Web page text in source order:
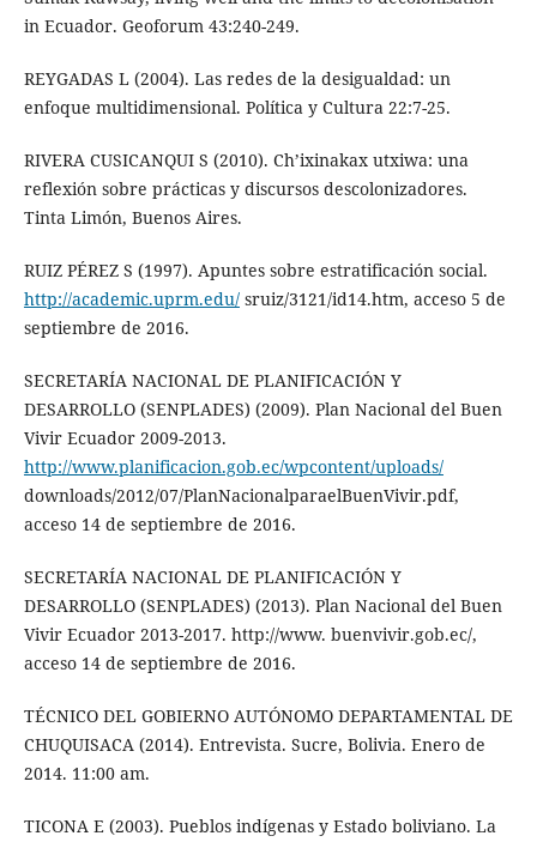
in Ecuador. Geoforum 43:240-249.
REYGADAS L (2004). Las redes de la desigualdad: un
enfoque multidimensional. Política y Cultura 22:7-25.
RIVERA CUSICANQUI S (2010). Ch’ixinakax utxiwa: una
reflexión sobre prácticas y discursos descolonizadores.
Tinta Limón, Buenos Aires.
RUIZ PÉREZ S (1997). Apuntes sobre estratificación social.
http://academic.uprm.edu/sruiz/3121/id14.htm, acceso 5 de
septiembre de 2016.
SECRETARÍA NACIONAL DE PLANIFICACIÓN Y
DESARROLLO (SENPLADES) (2009). Plan Nacional del Buen
Vivir Ecuador 2009-2013.
http://www.planificacion.gob.ec/wpcontent/uploads/
downloads/2012/07/PlanNacionalparaelBuenVivir.pdf,
acceso 14 de septiembre de 2016.
SECRETARÍA NACIONAL DE PLANIFICACIÓN Y
DESARROLLO (SENPLADES) (2013). Plan Nacional del Buen
Vivir Ecuador 2013-2017. http://www. buenvivir.gob.ec/,
acceso 14 de septiembre de 2016.
TÉCNICO DEL GOBIERNO AUTÓNOMO DEPARTAMENTAL DE
CHUQUISACA (2014). Entrevista. Sucre, Bolivia. Enero de
2014. 11:00 am.
TICONA E (2003). Pueblos indígenas y Estado boliviano. La